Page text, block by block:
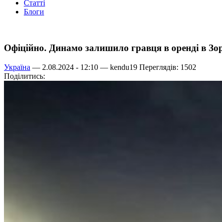
Статті
Блоги
Офіційно. Динамо залишило гравця в оренді в
Україна — 2.08.2024 - 12:10 — kendu19 Переглядів: 1502
Поділитись: